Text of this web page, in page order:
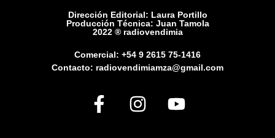
Dirección Editorial: Laura Portillo
Producción Técnica: Juan Tamola
2022 ® radiovendimia
Comercial: +54 9 2615 75-1416
Contacto: radiovendimiamza@gmail.com